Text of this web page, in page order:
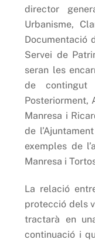
director
Urbanisme,
Documentació
Servei de
seran les
de
Posteriorment,
Manresa i
de
exemples de
Manresa i
La relació
protecció dels
tractarà en
continuació i